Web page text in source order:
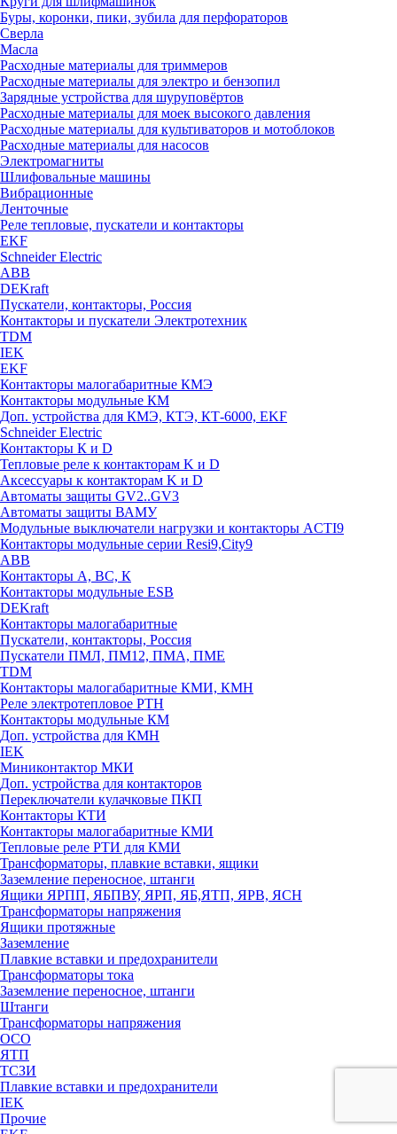
Буры, коронки, пики, зубила для перфораторов
Сверла
Масла
Расходные материалы для триммеров
Расходные материалы для электро и бензопил
Зарядные устройства для шуруповёртов
Расходные материалы для моек высокого давления
Расходные материалы для культиваторов и мотоблоков
Расходные материалы для насосов
Электромагниты
Шлифовальные машины
Вибрационные
Ленточные
Реле тепловые, пускатели и контакторы
EKF
Schneider Electric
ABB
DEKraft
Пускатели, контакторы, Россия
Контакторы и пускатели Электротехник
TDM
IEK
EKF
Контакторы малогабаритные КМЭ
Контакторы модульные КМ
Доп. устройства для КМЭ, КТЭ, КТ-6000, EKF
Schneider Electric
Контакторы К и D
Тепловые реле к контакторам K и D
Аксессуары к контакторам K и D
Автоматы защиты GV2..GV3
Автоматы защиты ВАМУ
Модульные выключатели нагрузки и контакторы ACTI9
Контакторы модульные серии Resi9,City9
ABB
Контакторы А, ВС, К
Контакторы модульные ESB
DEKraft
Контакторы малогабаритные
Пускатели, контакторы, Россия
Пускатели ПМЛ, ПМ12, ПМА, ПМЕ
TDM
Контакторы малогабаритные КМИ, КМН
Реле электротепловое РТН
Контакторы модульные КМ
Доп. устройства для КМН
IEK
Миниконтактор МКИ
Доп. устройства для контакторов
Переключатели кулачковые ПКП
Контакторы КТИ
Контакторы малогабаритные КМИ
Тепловые реле РTИ для КМИ
Трансформаторы, плавкие вставки, ящики
Заземление переносное, штанги
Ящики ЯРПП, ЯБПВУ, ЯРП, ЯБ,ЯТП, ЯРВ, ЯСН
Трансформаторы напряжения
Ящики протяжные
Заземление
Плавкие вставки и предохранители
Трансформаторы тока
Заземление переносное, штанги
Штанги
Трансформаторы напряжения
ОСО
ЯТП
ТСЗИ
Плавкие вставки и предохранители
IEK
Прочие